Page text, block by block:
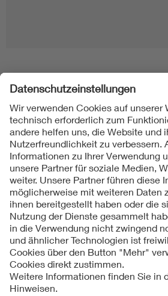
Folgen Sie uns
Kontakte
Service
Impressum
Datenschutzinformationen